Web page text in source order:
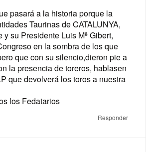
pasará a la historia porque la
Taurinas de CATALUNYA,
y su Presidente Luis Mª Gibert,
en la sombra de los que
que con su silencio,dieron pie a
la presencia de toreros, hablasen
que devolverá los toros a nuestra
los Fedatarios
Responder